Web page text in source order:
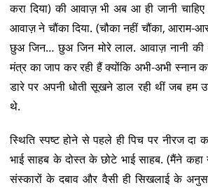
करा दिया) की आवाज़ भी अब आ ही जानी
आवाज़ ने चौंका दिया. (चौका नहीं चौंका, आराम-
छुअ जिन… छुअ जिन मोरे लाल. आवाज़ नानी की
मंत्र का जाप कर रही हैं क्योंकि अभी-अभी
डारे पर अपनी धोती सूखने डाल रही थीं जब
थे.
स्थिति स्पष्ट होने से पहले ही पिच पर नीरज
भाई साहब के दोस्त के छोटे भाई साहब. (मैंने कहा
संस्कारों के दबाव और वैसी ही सिखलाई के